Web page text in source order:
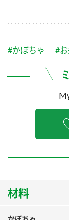
ふりかけ
炊き込
つゆ
PIN印
スペシャルサイ
お酢を知ろう
ぽん酢サワー
各
販売終了製品の
よくあるご質問
地図から取り扱
#かぼちゃ #
材料